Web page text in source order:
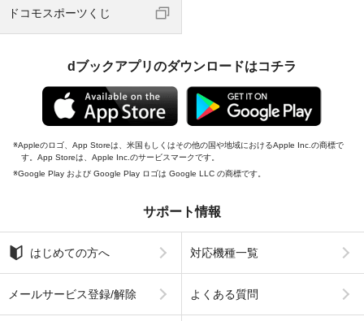
ドコモスポーツくじ
dブックアプリのダウンロードはコチラ
Appleのロゴ、App Storeは、米国もしくはその他の国や地域におけるApple Inc.の商標で
す。App Storeは、Apple Inc.のサービスマークです。
Google Play および Google Play ロゴは Google LLC の商標です。
サポート情報
はじめての方へ 対応機種一覧
メールサービス登録/解除 よくある質問